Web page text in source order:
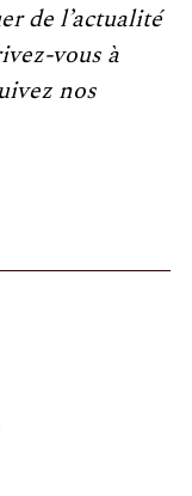
de l’actualité
vous à
nos